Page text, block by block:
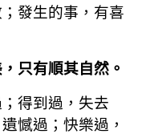
發生的事，有喜
只有順其自然。
得到過，失去
憾過；快樂過，